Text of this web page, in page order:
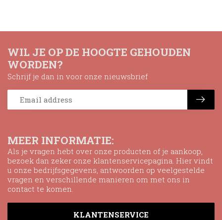
MEER INFORMATIE:
Als je vragen hebt over onze producten of je aankoop,
bezoek dan zeker onze klantenservicepagina. Hier vindt
u onze bedrijfsgegevens, antwoorden op veelgestelde
vragen en verschillende manieren om met ons in
contact te komen.
KLANTENSERVICE
WIL JE OP DE HOOGTE GEHOUDEN
WORDEN?
Schrijf je dan in voor onze nieuwsbrief